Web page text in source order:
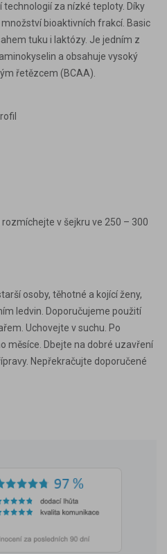
za nízké teploty. Díky
bioaktivních frakcí. Basic
tuku i laktózy. Je jedním z
a obsahuje vysoký
řetězcem (BCAA).
v šejkru ve 250 – 300
osoby, těhotné a kojící ženy,
ledvin. Doporučujeme použití
Uchovejte v suchu. Po
měsíce. Dbejte na dobré uzavření
Nepřekračujte doporučené